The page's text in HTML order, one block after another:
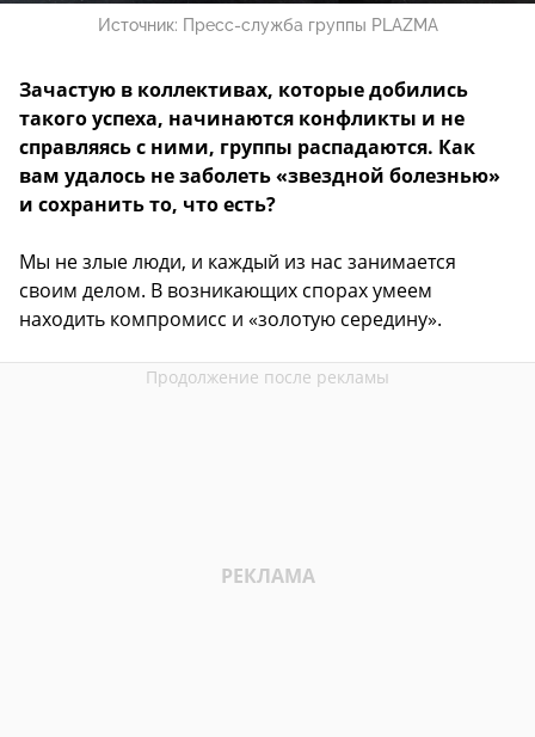
Источник: Пресс-служба группы PLAZMA
Зачастую в коллективах, которые добились
такого успеха, начинаются конфликты и не
справляясь с ними, группы распадаются. Как
вам удалось не заболеть «звездной болезнью»
и сохранить то, что есть?
Мы не злые люди, и каждый из нас занимается
своим делом. В возникающих спорах умеем
находить компромисс и «золотую середину».